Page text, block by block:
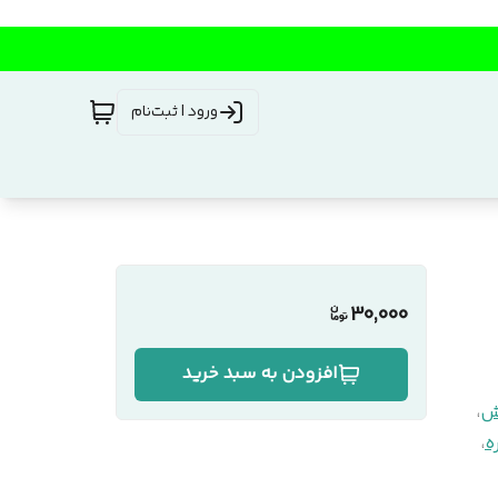
ورود | ثبت‌نام
،
،
30,000
افزودن به سبد خرید